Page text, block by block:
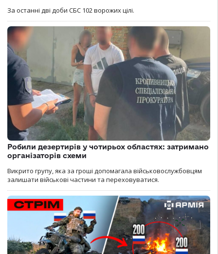
За останні дві доби СБС 102 ворожих цілі.
Робили дезертирів у чотирьох областях: затримано
організаторів схеми
Викрито групу, яка за гроші допомагала військовослужбовцям
залишати військові частини та переховуватися.